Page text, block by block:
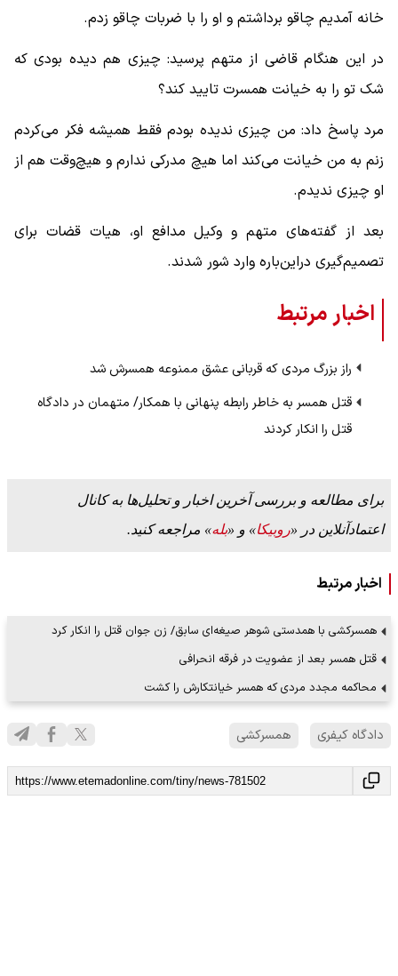
خانه آمدیم چاقو برداشتم و او را با ضربات چاقو زدم.
در این هنگام قاضی از متهم پرسید: چیزی هم دیده بودی که
شک تو را به خیانت همسرت تایید کند؟
مرد پاسخ داد: من چیزی ندیده بودم فقط همیشه فکر می‌کردم
زنم به من خیانت می‌کند اما هیچ مدرکی ندارم و هیچ‌وقت هم از
او چیزی ندیدم.
بعد از گفته‌های متهم و وکیل مدافع او، هیات قضات برای
تصمیم‌گیری دراین‌باره وارد شور شدند.
اخبار مرتبط
راز بزرگ مردی که قربانی عشق ممنوعه همسرش شد
قتل همسر به خاطر رابطه پنهانی با همکار/ متهمان در دادگاه
قتل را انکار کردند
برای مطالعه و بررسی آخرین اخبار و تحلیل‌ها به کانال
اعتمادآنلاین در «روبیکا» و «بله» مراجعه کنید.
اخبار مرتبط
همسرکشی با همدستی شوهر صیغه‌ای سابق/ زن جوان قتل را انکار کرد
قتل همسر بعد از عضویت در فرقه انحرافی
محاکمه مجدد مردی که همسر خیانتکارش را کشت
دادگاه کیفری همسرکشی